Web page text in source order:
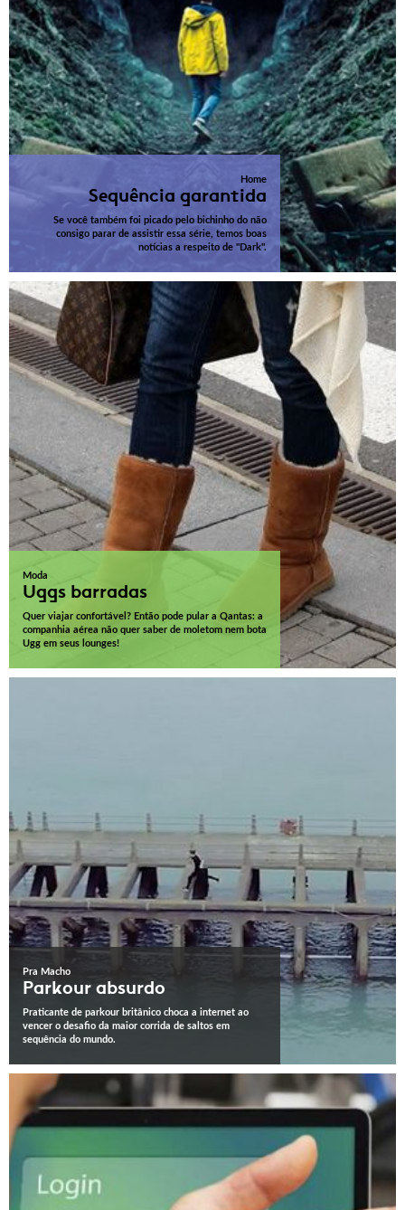
Home
Sequência garantida
Se você também foi picado pelo bichinho do não
consigo parar de assistir essa série, temos boas
notícias a respeito de "Dark".
Moda
Uggs barradas
Quer viajar confortável? Então pode pular a Qantas: a
companhia aérea não quer saber de moletom nem bota
Ugg em seus lounges!
Pra Macho
Parkour absurdo
Praticante de parkour britânico choca a internet ao
vencer o desafio da maior corrida de saltos em
sequência do mundo.